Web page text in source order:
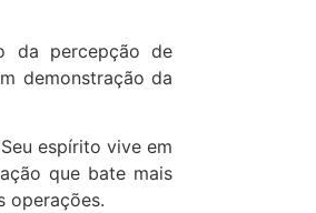
da percepção de
demonstração da
espírito vive em
que bate mais
operações.